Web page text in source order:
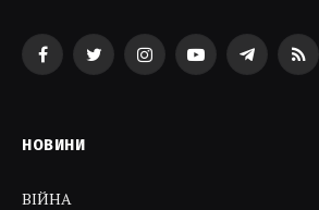
FacebookTwitterInstagramYouTubeTelegramRSS
НОВИНИ
ВІЙНА